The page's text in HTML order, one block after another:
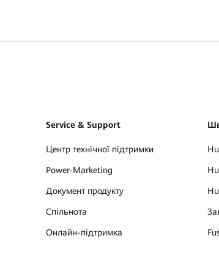
Service & Support
Центр технічної підтримки
Power-Marketing
Документ продукту
Спільнота
Онлайн-підтримка